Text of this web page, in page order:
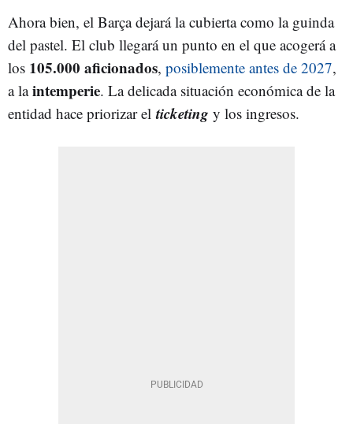
Ahora bien, el Barça dejará la cubierta como la guinda
del pastel. El club llegará un punto en el que acogerá a
los 105.000 aficionados, posiblemente antes de 2027,
a laintemperie. La delicada situación económica de la
entidad hace priorizar elticketing y los ingresos.